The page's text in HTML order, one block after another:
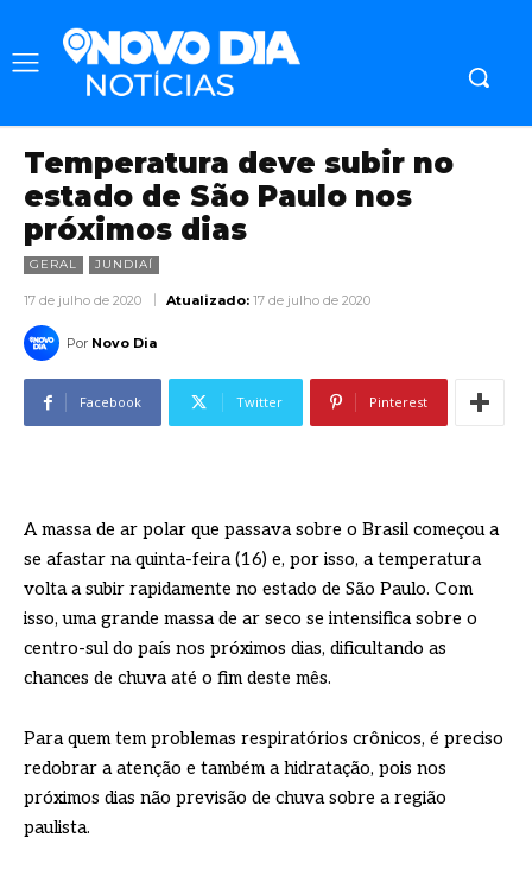
Temperatura deve subir no
estado de São Paulo nos
próximos dias
GERAL JUNDIAÍ
17 de julho de 2020 Atualizado: 17 de julho de 2020
Por Novo Dia
Facebook Twitter Pinterest
A massa de ar polar que passava sobre o Brasil começou a
se afastar na quinta-feira (16) e, por isso, a temperatura
volta a subir rapidamente no estado de São Paulo. Com
isso, uma grande massa de ar seco se intensifica sobre o
centro-sul do país nos próximos dias, dificultando as
chances de chuva até o fim deste mês.
Para quem tem problemas respiratórios crônicos, é preciso
redobrar a atenção e também a hidratação, pois nos
próximos dias não previsão de chuva sobre a região
paulista.